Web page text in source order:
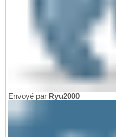
Envoyé par Ryu2000